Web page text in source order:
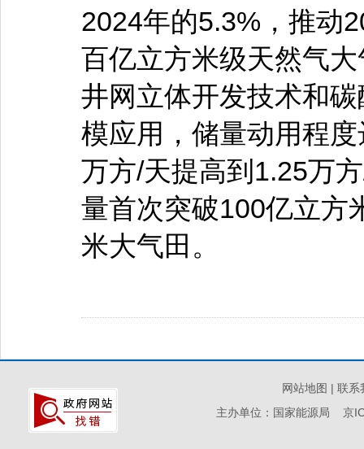
2024年的5.3%，推动
百亿立方米级天然气
井网立体开发技术和
模应用，储量动用程
万方/天提高到1.25万
量首次突破100亿立方
米大气田。